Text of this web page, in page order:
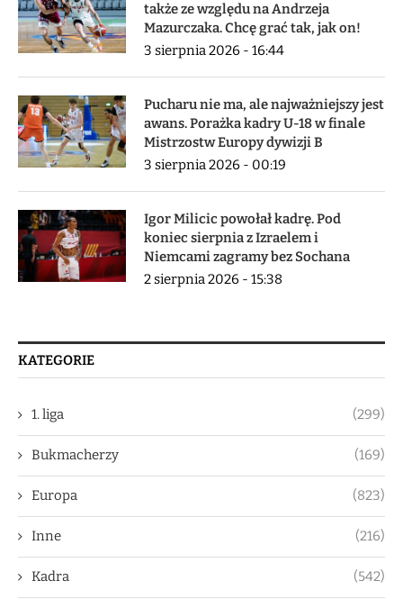
także ze względu na Andrzeja
Mazurczaka. Chcę grać tak, jak on!
3 sierpnia 2026 - 16:44
Pucharu nie ma, ale najważniejszy jest
awans. Porażka kadry U-18 w finale
Mistrzostw Europy dywizji B
3 sierpnia 2026 - 00:19
Igor Milicic powołał kadrę. Pod
koniec sierpnia z Izraelem i
Niemcami zagramy bez Sochana
2 sierpnia 2026 - 15:38
KATEGORIE
1. liga (299)
Bukmacherzy (169)
Europa (823)
Inne (216)
Kadra (542)